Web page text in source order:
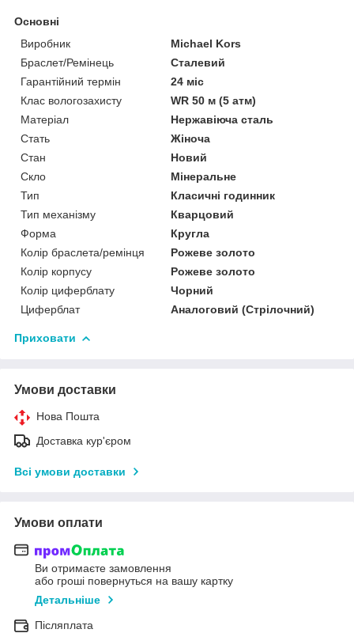
Основні
Виробник
Michael Kors
Браслет/Ремінець
Сталевий
Гарантійний термін
24 міс
Клас вологозахисту
WR 50 м (5 атм)
Матеріал
Нержавіюча сталь
Стать
Жіноча
Стан
Новий
Скло
Мінеральне
Тип
Класичні годинник
Тип механізму
Кварцовий
Форма
Кругла
Колір браслета/ремінця
Рожеве золото
Колір корпусу
Рожеве золото
Колір циферблату
Чорний
Циферблат
Аналоговий (Стрілочний)
Приховати
Умови доставки
Нова Пошта
Доставка кур'єром
Всі умови доставки
Умови оплати
Ви отримаєте замовлення
або гроші повернуться на вашу картку
Детальніше
Післяплата